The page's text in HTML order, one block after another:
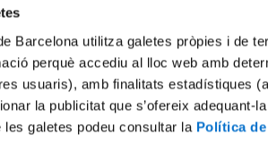
Barcelona utilitza galetes pròpies i de
perquè accediu al lloc web amb
usuaris), amb finalitats estadístiques
la publicitat que s’ofereix
galetes podeu consultar la Política